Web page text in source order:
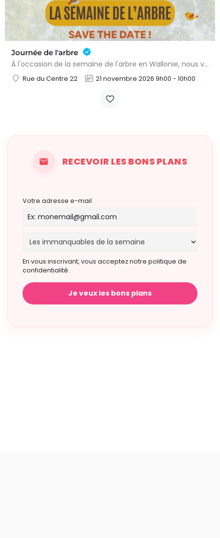
Journée de l'arbre
À l'occasion de la semaine de l'arbre en Wallonie, nous vous proposons l'annuelle distribution gratuite des…
Rue du Centre 22 21 novembre 2026 9h00 - 10h00
RECEVOIR LES BONS PLANS
Votre adresse e-mail
En vous inscrivant, vous acceptez notre politique de
confidentialité.